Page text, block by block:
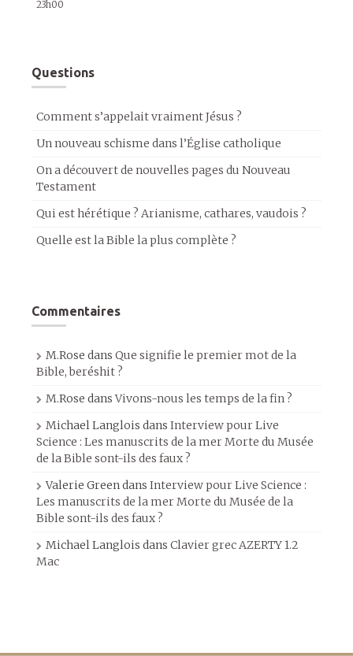
23h00
Questions
Comment s’appelait vraiment Jésus ?
Un nouveau schisme dans l’Église catholique
On a découvert de nouvelles pages du Nouveau
Testament
Qui est hérétique ? Arianisme, cathares, vaudois ?
Quelle est la Bible la plus complète ?
Commentaires
M.Rose dans Que signifie le premier mot de la
Bible, beréshit ?
M.Rose dansVivons-nous les temps de la fin ?
Michael Langlois dans Interview pour Live
Science : Les manuscrits de la mer Morte du Musée
de la Bible sont-ils des faux ?
Valerie Greendans Interview pour Live Science :
Les manuscrits de la mer Morte du Musée de la
Bible sont-ils des faux ?
Michael Langlois dans Clavier grec AZERTY 1.2
Mac